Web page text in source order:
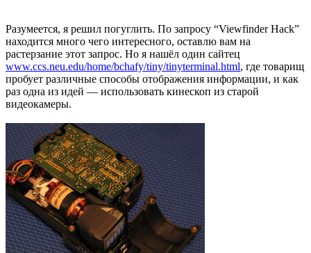
Разумеется, я решил погуглить. По запросу “Viewfinder Hack”
находится много чего интересного, оставлю вам на
растерзание этот запрос. Но я нашёл один сайтец
www.ccs.neu.edu/home/bchafy/tiny/tinyterminal.html, где товарищ
пробует различные способы отображения информации, и как
раз одна из идей — использовать кинескоп из старой
видеокамеры.